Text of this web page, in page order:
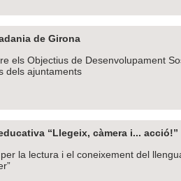
de Girona
els Objectius de Desenvolupament
dels ajuntaments
“Llegeix, càmera i... acció!”
la lectura i el coneixement del